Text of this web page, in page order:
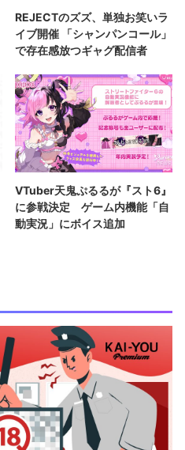
REJECTのズズ、単独お笑いラ
イブ開催 「シャンパンコール」
で存在感放つギャグ配信者
VTuber天鬼ぷるるが『スト6』
に参戦決定 ゲーム内機能「自
動実況」にボイス追加